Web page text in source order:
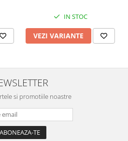
IN STOC
VEZI VARIANTE
si promotiile noastre